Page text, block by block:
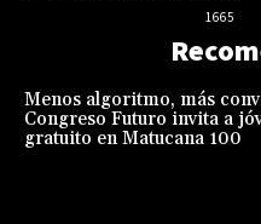
1665
Menos algoritmo, más
Congreso Futuro invita a
gratuito en Matucana 100